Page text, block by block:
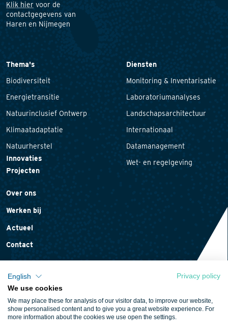
Klik hier voor de
contactgegevens van
Haren en Nijmegen
Thema's
Biodiversiteit
Energietransitie
Natuurinclusief Ontwerp
Klimaatadaptatie
Natuurherstel
Innovaties
Projecten
Diensten
Monitoring & Inventarisatie
Laboratoriumanalyses
Landschapsarchitectuur
Internationaal
Datamanagement
Wet- en regelgeving
Over ons
Werken bij
Actueel
Contact
Cookieverklaring
Algemene voorwaarden
English
Privacy policy
We use cookies
We may place these for analysis of our visitor data, to improve our website,
show personalised content and to give you a great website experience. For
more information about the cookies we use open the settings.